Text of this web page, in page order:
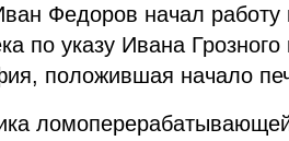
Федоров начал работу
по указу Ивана
положившая начало